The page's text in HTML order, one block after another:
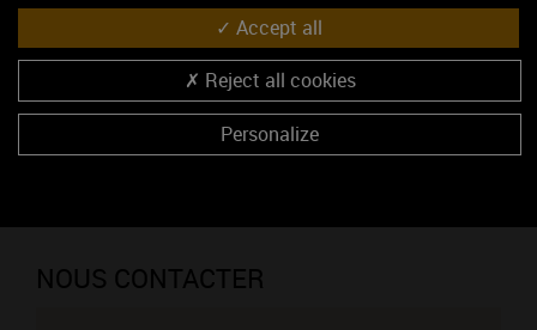
BOURGOGNE EPINEUIL (vin rosé)
BOURGOGNE EPINEUIL (vin rouge)
BOURGOGNE TONNERRE (vin blanc)
CREMANT DE BOURGOGNE (vin rosé)
NOUS CONTACTER
Accept all
Reject all cookies
Personalize